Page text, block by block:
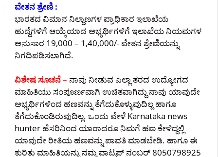
ವೇತನ ಶ್ರೇಣಿ :
ಭಾರತದ ವಿಮಾನ ನಿಲ್ದಾಣಗಳ ಪ್ರಾಧಿಕಾರ ಇಲಾಖೆಯ
ಹುದ್ದೆಗಳಿಗೆ ಆಯ್ಕೆಯಾದ ಅಭ್ಯರ್ಥಿಗಳಿಗೆ ಇಲಾಖೆಯ ನಿಯಮಗಳ
ಅನುಸಾರ 19,000 – 1,40,000/- ವೇತನ ಶ್ರೇಣಿಯನ್ನು
ನಿಗದಿಪಡಿಸಲಾಗಿದೆ.
ವಿಶೇಷ ಸೂಚನೆ – ನಾವು ನೀಡುವ ಎಲ್ಲಾ ತರದ ಉದ್ಯೋಗದ
ಮಾಹಿತಿಯು ಸಂಪೂರ್ಣವಾಗಿ ಉಚಿತವಾಗಿದ್ದು ನಾವು ಯಾವುದೇ
ಅಭ್ಯರ್ಥಿಗಳಿಂದ ಹಣವನ್ನು ತೆಗೆದುಕೊಳ್ಳುವುದಿಲ್ಲ ಹಾಗೂ
ತೆಗೆದುಕೊಂಡಿರುವುದಿಲ್ಲ. ಒಂದು ವೇಳೆ Karnataka news
hunter ಹೆಸರಿನಿಂದ ಯಾರಾದರೂ ನಿಮಗೆ ಹಣ ಕೇಳಿದ್ದಲ್ಲಿ
ಯಾವುದೇ ರೀತಿಯ ಹಣವನ್ನು ಪಾವತಿ ಮಾಡಬೇಡಿ. ಹಾಗೂ ಈ
ಕುರಿತು ಮಾಹಿತಿಯನ್ನು ನಮ್ಮ ವಾಟ್ಸಪ್ ನಂಬರ್ 8050798925